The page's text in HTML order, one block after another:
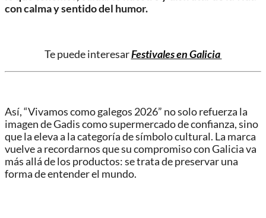
con calma y sentido del humor.
Te puede interesarFestivales en Galicia
Así, “Vivamos como galegos 2026” no solo refuerza la
imagen de Gadis como supermercado de confianza, sino
que la eleva a la categoría de símbolo cultural. La marca
vuelve a recordarnos que su compromiso con Galicia va
más allá de los productos: se trata de preservar una
forma de entender el mundo.